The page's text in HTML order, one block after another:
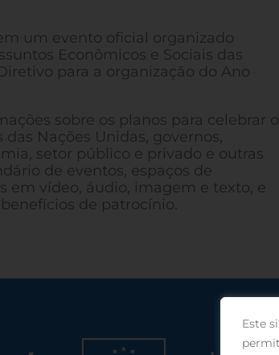
Este
um evento oficial organizado
Econômicos e Sociais das
para a organização do Ano
sobre os planos para celebrar o
Nações Unidas, governos,
setor público e privado e outras
de eventos, espaços de
em vídeo, áudio, imagem e texto, e
de patrocínio.